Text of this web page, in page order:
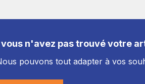
n'avez pas trouvé votre
pouvons tout adapter à vos